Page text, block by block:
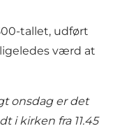
tallet, udført
værd at
onsdag er det
i kirken fra 11.45